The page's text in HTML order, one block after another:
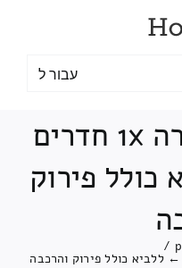
עבור ל
מחיר העברת דירה 1x חדרים
פירוק
/